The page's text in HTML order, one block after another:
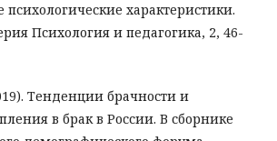
характеристики.
Психология и педагогика, 2, 46-
Тенденции брачности и
в брак в России. В сборнике